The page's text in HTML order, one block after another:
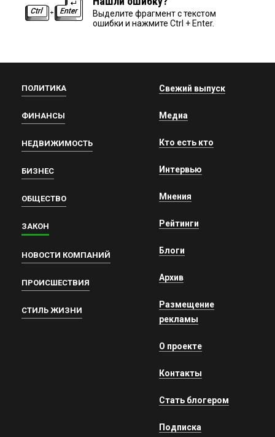
Выделите фрагмент с текстом
ошибки и нажмите Ctrl + Enter.
ПОЛИТИКА
ФИНАНСЫ
НЕДВИЖИМОСТЬ
БИЗНЕС
ОБЩЕСТВО
ЗАКОН
НОВОСТИ КОМПАНИЙ
ПРОИСШЕСТВИЯ
СТИЛЬ ЖИЗНИ
Свежий выпуск
Медиа
Кто есть кто
Интервью
Мнения
Рейтинги
Блоги
Архив
Размещение
рекламы
О проекте
Контакты
Стать блогером
Подписка